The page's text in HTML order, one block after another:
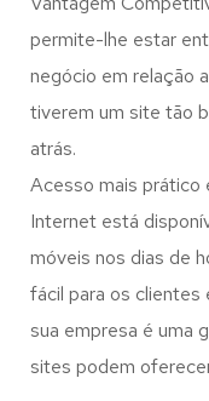
permite-lhe estar
negócio em relação
tiverem um site tão
atrás.
Acesso mais prático
Internet está
móveis nos dias de
fácil para os
sua empresa é uma
sites podem